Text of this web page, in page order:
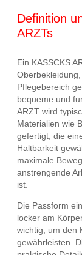
Definition
ARZTs
Ein KASSCKS
Pflegebereich
bequeme und
ARZT wird
Materialien wie
gefertigt, die
Haltbarkeit
maximale
anstrengende
ist.
Die Passform
locker am
wichtig, um den
gewährleisten.